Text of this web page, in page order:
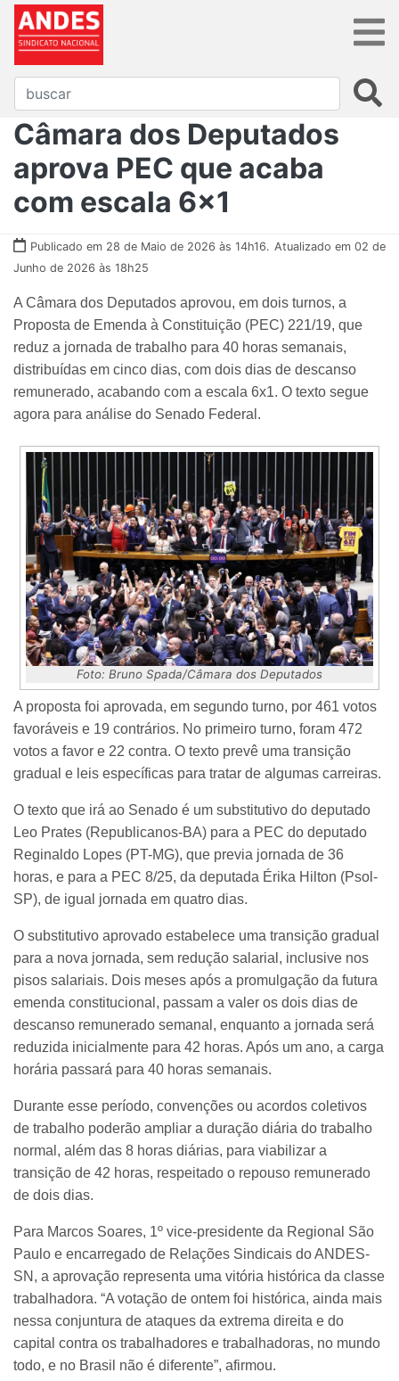
Câmara dos Deputados
aprova PEC que acaba
com escala 6x1
Publicado em 28 de Maio de 2026 às 14h16. Atualizado em 02 de
Junho de 2026 às 18h25
A Câmara dos Deputados aprovou, em dois turnos, a
Proposta de Emenda à Constituição (PEC) 221/19, que
reduz a jornada de trabalho para 40 horas semanais,
distribuídas em cinco dias, com dois dias de descanso
remunerado, acabando com a escala 6x1. O texto segue
agora para análise do Senado Federal.
Foto: Bruno Spada/Câmara dos Deputados
A proposta foi aprovada, em segundo turno, por 461 votos
favoráveis e 19 contrários. No primeiro turno, foram 472
votos a favor e 22 contra. O texto prevê uma transição
gradual e leis específicas para tratar de algumas carreiras.
O texto que irá ao Senado é um substitutivo do deputado
Leo Prates (Republicanos-BA) para a PEC do deputado
Reginaldo Lopes (PT-MG), que previa jornada de 36
horas, e para a PEC 8/25, da deputada Érika Hilton (Psol-
SP), de igual jornada em quatro dias.
O substitutivo aprovado estabelece uma transição gradual
para a nova jornada, sem redução salarial, inclusive nos
pisos salariais. Dois meses após a promulgação da futura
emenda constitucional, passam a valer os dois dias de
descanso remunerado semanal, enquanto a jornada será
reduzida inicialmente para 42 horas. Após um ano, a carga
horária passará para 40 horas semanais.
Durante esse período, convenções ou acordos coletivos
de trabalho poderão ampliar a duração diária do trabalho
normal, além das 8 horas diárias, para viabilizar a
transição de 42 horas, respeitado o repouso remunerado
de dois dias.
Para Marcos Soares, 1º vice-presidente da Regional São
Paulo e encarregado de Relações Sindicais do ANDES-
SN, a aprovação representa uma vitória histórica da classe
trabalhadora. “A votação de ontem foi histórica, ainda mais
nessa conjuntura de ataques da extrema direita e do
capital contra os trabalhadores e trabalhadoras, no mundo
todo, e no Brasil não é diferente”, afirmou.